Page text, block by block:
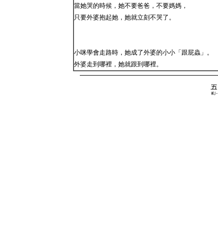
當她哭的時候，她不要爸爸，不要媽媽，
只要外婆抱起她，她就立刻不哭了。
小咪學會走路時，她成了外婆的小小「跟屁蟲」。
外婆走到哪裡，她就跟到哪裡。